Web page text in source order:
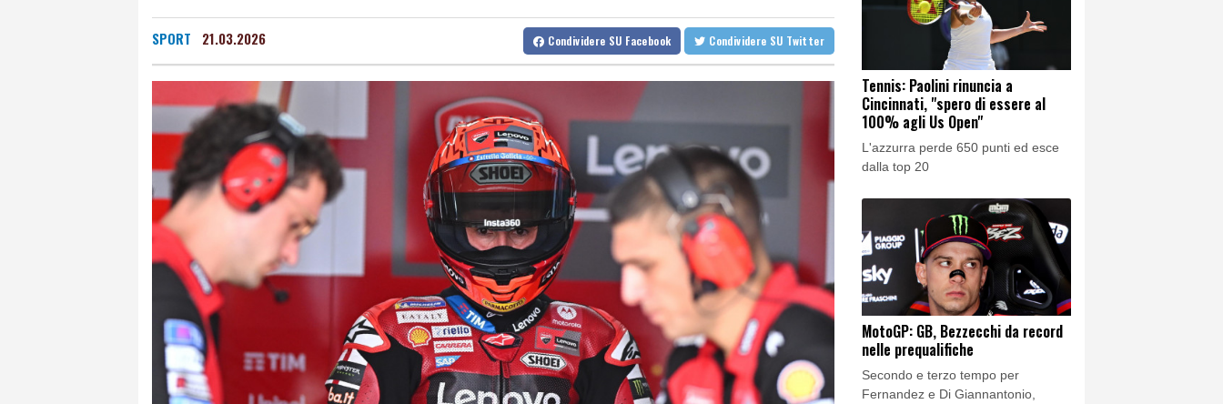
Ambasciata russa, 'il drone all'aeroporto di Lipsia è una provocazione'
Il prezzo del gas è poco mosso sotto i 56 euro al megawattora
Il prezzo del gas è poco mosso sotto i 56 euro al megawattora
Paolo Conte saluta Guccini 'brani memorabili, la tua compagnia mi ha sempre divertito'
SPORT 21.03.2026 Condividere SU Facebook Condividere SU Twitter
Tennis: Paolini rinuncia a
Cincinnati, "spero di essere al
100% agli Us Open"
L'azzurra perde 650 punti ed esce
dalla top 20
MotoGP: GB, Bezzecchi da record
nelle prequalifiche
Secondo e terzo tempo per
Fernandez e Di Giannantonio,